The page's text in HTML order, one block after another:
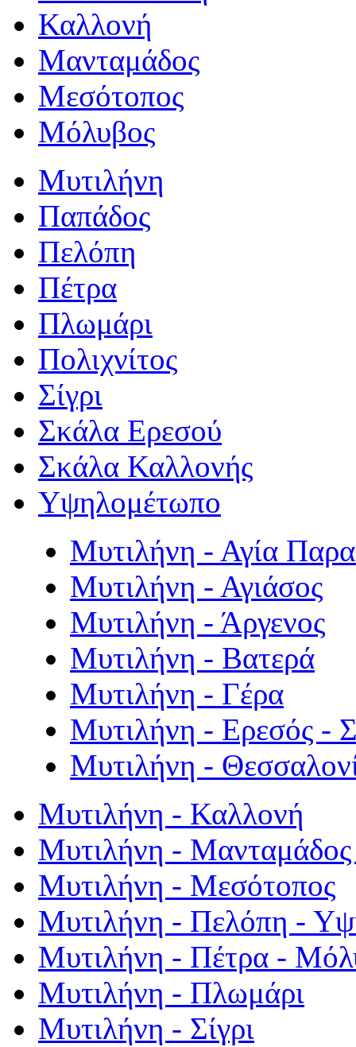
Καλλονή
Μανταμάδος
Μεσότοπος
Μόλυβος
Μυτιλήνη
Παπάδος
Πελόπη
Πέτρα
Πλωμάρι
Πολιχνίτος
Σίγρι
Σκάλα Ερεσού
Σκάλα Καλλονής
Υψηλομέτωπο
Μυτιλήνη - Αγία
Μυτιλήνη - Αγιάσος
Μυτιλήνη - Άργενος
Μυτιλήνη - Βατερά
Μυτιλήνη - Γέρα
Μυτιλήνη - Ερεσός -
Μυτιλήνη -
Μυτιλήνη - Καλλονή
Μυτιλήνη - Μανταμάδος
Μυτιλήνη - Μεσότοπος
Μυτιλήνη - Πελόπη -
Μυτιλήνη - Πέτρα -
Μυτιλήνη - Πλωμάρι
Μυτιλήνη - Σίγρι